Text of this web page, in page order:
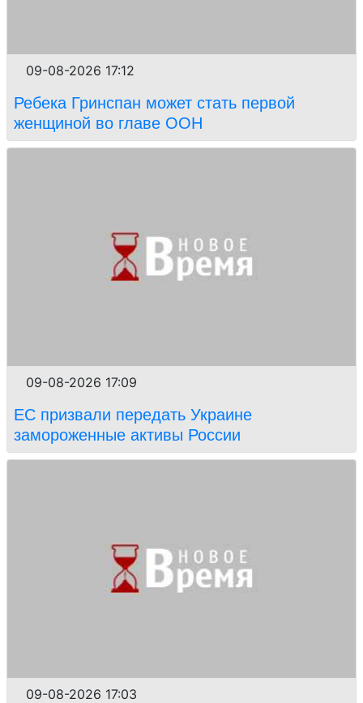
09-08-2026 17:12
Ребека Гринспан может стать первой
женщиной во главе ООН
09-08-2026 17:09
ЕС призвали передать Украине
замороженные активы России
09-08-2026 17:03